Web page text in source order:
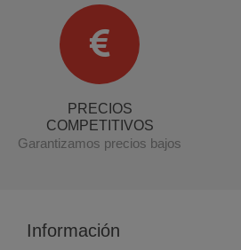
PRECIOS
COMPETITIVOS
Garantizamos precios bajos
Información